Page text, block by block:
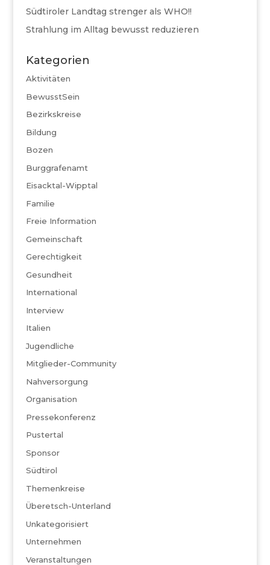
Südtiroler Landtag strenger als WHO!!
Strahlung im Alltag bewusst reduzieren
Kategorien
Aktivitäten
BewusstSein
Bezirkskreise
Bildung
Bozen
Burggrafenamt
Eisacktal-Wipptal
Familie
Freie Information
Gemeinschaft
Gerechtigkeit
Gesundheit
International
Interview
Italien
Jugendliche
Mitglieder-Community
Nahversorgung
Organisation
Pressekonferenz
Pustertal
Sponsor
Südtirol
Themenkreise
Überetsch-Unterland
Unkategorisiert
Unternehmen
Veranstaltungen